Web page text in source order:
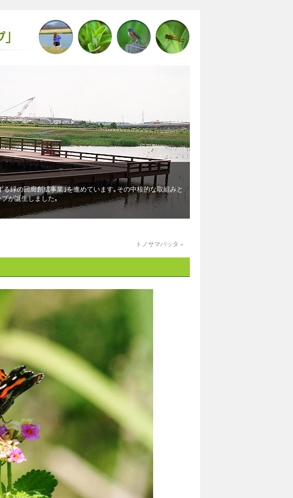
事業｣を進めています｡その中核的な取組みと
た｡
廃棄物埋立地からビオトープになるまで
廃棄物の埋め立て後に出来たデコボコの地形
きた卵がかえり､メダカが誕生したり､ガレキ
ヒなど希少な生物も見られました。
トノサマバッタ »